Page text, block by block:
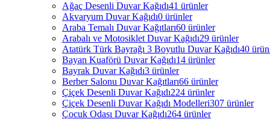
Ağaç Desenli Duvar Kağıdı41 ürünler
Akvaryum Duvar Kağıdı0 ürünler
Araba Temalı Duvar Kağıtları60 ürünler
Arabalı ve Motosiklet Duvar Kağıdı29 ürünler
Atatürk Türk Bayrağı 3 Boyutlu Duvar Kağıdı40
Bayan Kuaförü Duvar Kağıdı14 ürünler
Bayrak Duvar Kağıdı3 ürünler
Berber Salonu Duvar Kağıtları66 ürünler
Çiçek Desenli Duvar Kağıdı224 ürünler
Çiçek Desenli Duvar Kağıdı Modelleri307 ürünler
Çocuk Odası Duvar Kağıdı264 ürünler